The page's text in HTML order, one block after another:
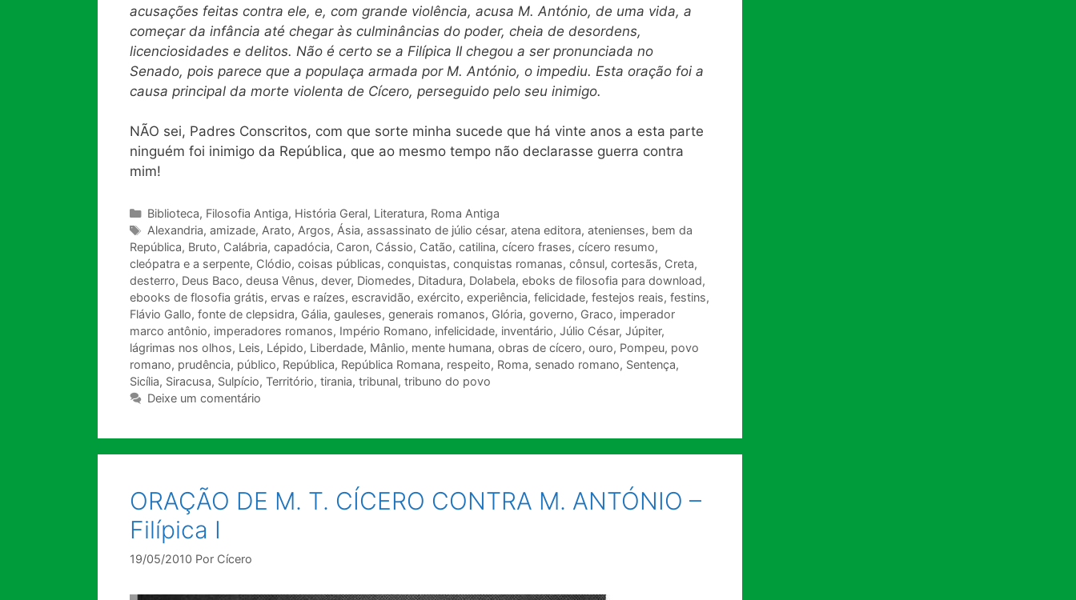
acusações feitas contra ele, e, com grande violência, acusa M. António, de uma vida, a
começar da infância até chegar às culminâncias do poder, cheia de desordens,
licenciosidades e delitos. Não é certo se a Filípica II chegou a ser pronunciada no
Senado, pois parece que a populaça armada por M. António, o impediu. Esta oração foi a
causa principal da morte violenta de Cícero, perseguido pelo seu inimigo.
NÃO sei, Padres Conscritos, com que sorte minha sucede que há vinte anos a esta parte
ninguém foi inimigo da República, que ao mesmo tempo não declarasse guerra contra
mim!
Categorias
Biblioteca, Filosofia Antiga, História Geral, Literatura, Roma Antiga
Tags
Alexandria, amizade, Arato, Argos, Ásia, assassinato de júlio césar, atena editora, atenienses, bem da
República, Bruto, Calábria, capadócia, Caron, Cássio, Catão, catilina, cícero frases, cícero resumo,
cleópatra e a serpente, Clódio, coisas públicas, conquistas, conquistas romanas, cônsul, cortesãs, Creta,
desterro, Deus Baco, deusa Vênus, dever, Diomedes, Ditadura, Dolabela, eboks de filosofia para download,
ebooks de flosofia grátis, ervas e raízes, escravidão, exército, experiência, felicidade, festejos reais, festins,
Flávio Gallo, fonte de clepsidra, Gália, gauleses, generais romanos, Glória, governo, Graco, imperador
marco antônio, imperadores romanos, Império Romano, infelicidade, inventário, Júlio César, Júpiter,
lágrimas nos olhos, Leis, Lépido, Liberdade, Mânlio, mente humana, obras de cícero, ouro, Pompeu, povo
romano, prudência, público, República, República Romana, respeito, Roma, senado romano, Sentença,
Sicília, Siracusa, Sulpício, Território, tirania, tribunal, tribuno do povo
Deixe um comentário
ORAÇÃO DE M. T. CÍCERO CONTRA M. ANTÓNIO –
Filípica I
19/05/2010 Por Cícero